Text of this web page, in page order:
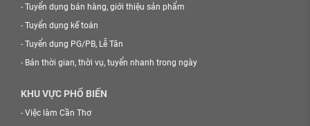
- Tuyển dụng bán hàng, giới thiệu sản phẩm
- Tuyển dụng kế toán
- Tuyển dụng PG/PB, Lễ Tân
- Bán thời gian, thời vụ, tuyển nhanh trong ngày
KHU VỰC PHỔ BIẾN
- Việc làm Cần Thơ